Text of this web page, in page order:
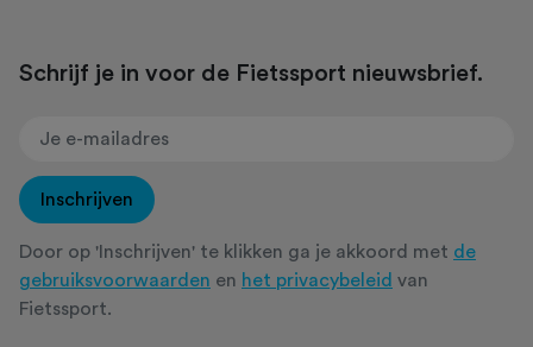
Schrijf je in voor de Fietssport nieuwsbrief.
Inschrijven
Door op 'Inschrijven' te klikken ga je akkoord met de
gebruiksvoorwaarden en het privacybeleid van
Fietssport.